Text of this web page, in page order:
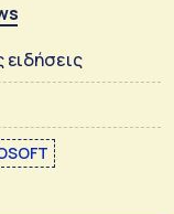
ειδήσεις